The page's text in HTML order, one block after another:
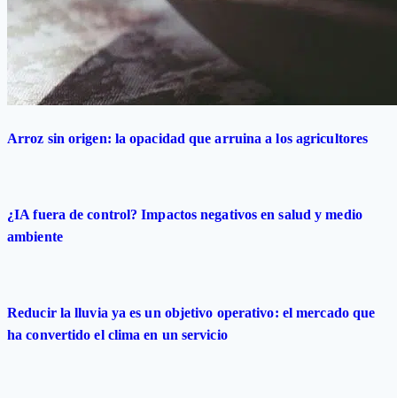
Arroz sin origen: la opacidad que arruina a los agricultores
¿IA fuera de control? Impactos negativos en salud y medio
ambiente
Reducir la lluvia ya es un objetivo operativo: el mercado que
ha convertido el clima en un servicio